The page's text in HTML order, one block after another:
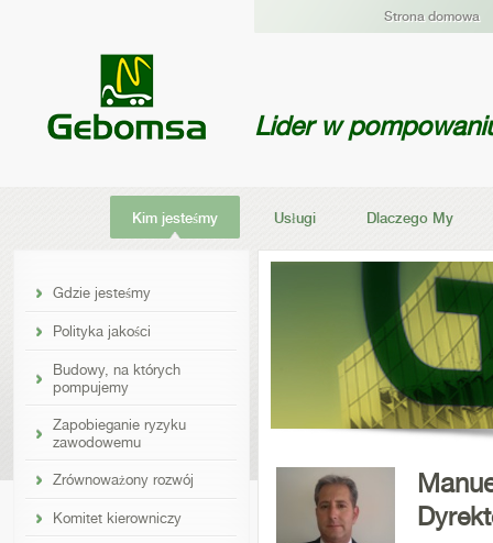
Strona domowa
Lider w
Kim jesteśmy Usługi Dlaczego My
Gdzie jesteśmy
Polityka jakości
Budowy, na których
pompujemy
Zapobieganie ryzyku
zawodowemu
Zrównoważony rozwój
Komitet kierowniczy